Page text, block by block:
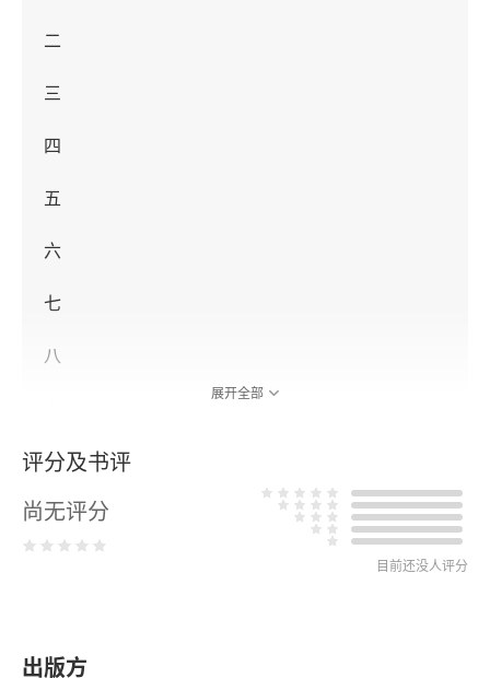
二
三
四
五
六
七
八
十
十一
十四
展开全部
评分及书评
尚无评分
目前还没人评分
出版方